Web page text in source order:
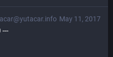
May 11, 2017